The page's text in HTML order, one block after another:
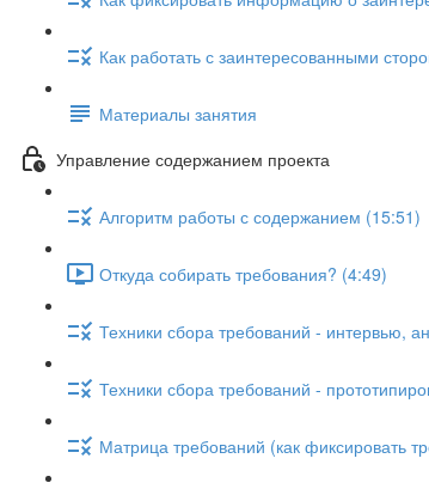
Как работать с заинтересованными
Материалы занятия
Управление содержанием проекта
Алгоритм работы с содержанием (15:51)
Откуда собирать требования? (4:49)
Техники сбора требований - интервью,
Техники сбора требований -
Матрица требований (как фиксировать